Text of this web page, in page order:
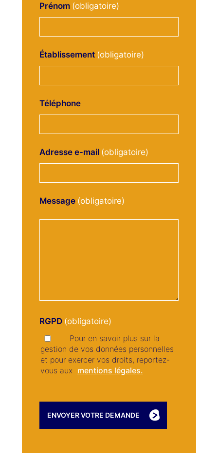
Prénom
Établissement
Téléphone
Adresse e-mail
Message
RGPD
Pour en savoir plus sur la
gestion de vos données personnelles
et pour exercer vos droits, reportez-
vous aux mentions légales.